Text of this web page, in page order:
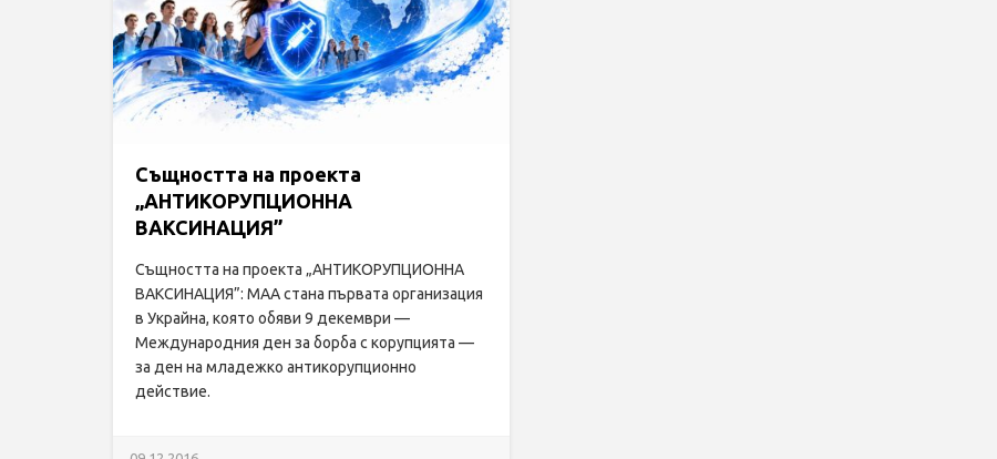
Същността на проекта
„АНТИКОРУПЦИОННА
ВАКСИНАЦИЯ”
Същността на проекта „АНТИКОРУПЦИОННА
ВАКСИНАЦИЯ”: МАА стана първата организация
в Украйна, която обяви 9 декември —
Международния ден за борба с корупцията —
за ден на младежко антикорупционно
действие.